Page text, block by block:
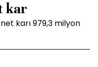
kar
karı 979,3 milyon